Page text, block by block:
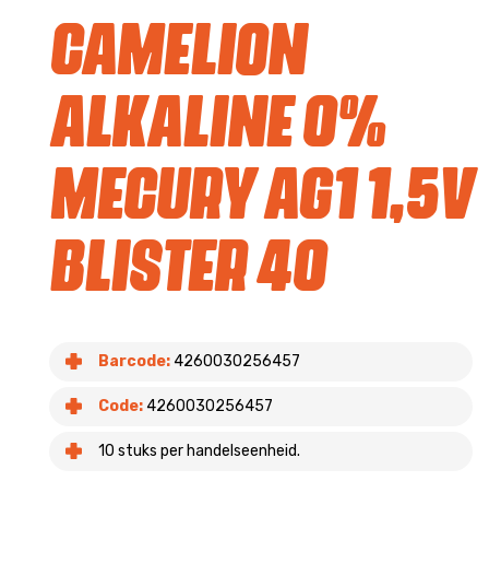
Camelion
Alkaline 0%
Mecury AG1 1,5V
blister 40
Barcode:4260030256457
Code:4260030256457
10 stuks per handelseenheid.